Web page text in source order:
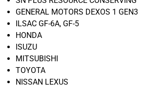
GENERAL MOTORS DEXOS 1 GEN3
ILSAC GF-6A, GF-5
HONDA
ISUZU
MITSUBISHI
TOYOTA
NISSAN LEXUS